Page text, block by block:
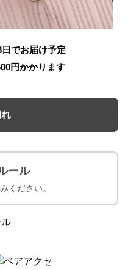
でお届け予定
円かかります
ール
ください。